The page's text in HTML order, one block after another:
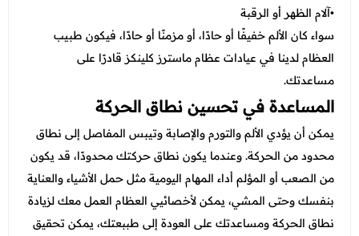
•آلام الظهر أو الرقبة
سواء كان الألم خفيفًا أو حادًا، أو مزمنًا أو حادًا، فيكون طبيب
العظام لدينا في عيادات عظام ماسترز كلينكز قادرًا على
مساعدتك.
المساعدة في تحسين نطاق الحركة
يمكن أن يؤدي الألم والتورم والإصابة وتيبس المفاصل إلى نطاق
محدود من الحركة. وعندما يكون نطاق حركتك محدودًا، قد يكون
من الصعب أو المؤلم أداء المهام اليومية مثل حمل الأشياء والعناية
بنفسك وحتى المشي، يمكن لأخصائيي العظام العمل معك لزيادة
نطاق الحركة ومساعدتك على العودة إلى طببعتك، يمكن تحقيق